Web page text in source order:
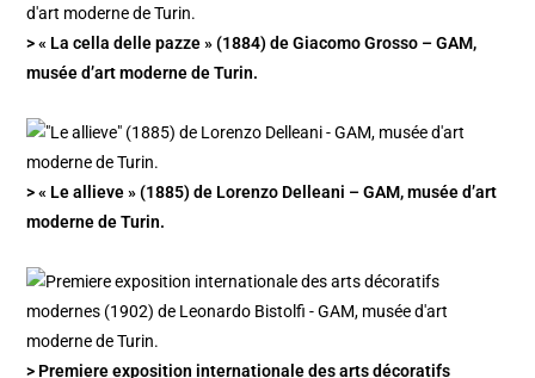
> « La cella delle pazze » (1884) de Giacomo Grosso – GAM,
musée d’art moderne de Turin.
> « Le allieve » (1885) de Lorenzo Delleani – GAM, musée d’art
moderne de Turin.
> Premiere exposition internationale des arts décoratifs